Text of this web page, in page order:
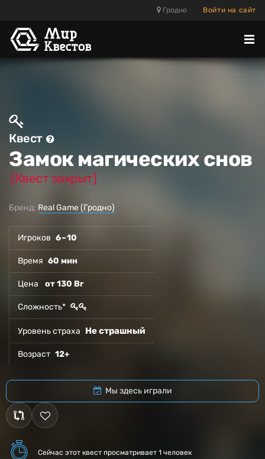
Гродно Войти на сайт
Квест
Замок магических снов
[Квест закрыт]
Бренд: Real Game (Гродно)
Игроков 6 – 10
Время 60 мин
Цена от 130 Br
Сложность*
Уровень страха Не страшный
Возраст 12+
Мы здесь играли
Сейчас этот квест просматривает 1 человек